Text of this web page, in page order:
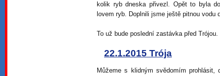
kolik ryb dneska přivezl. Opět to byla
lovem ryb. Doplnili jsme ještě pitnou vodu
To už bude poslední zastávka před
22.1.2015 Trója
Můžeme s klidným svědomím